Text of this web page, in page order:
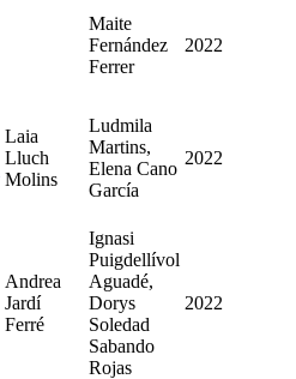
Maite
Fernández
Ferrer
2022
Laia
Lluch
Molins
Ludmila
Martins,
Elena Cano
García
2022
Andrea
Jardí
Ferré
Ignasi
Puigdellívol
Aguadé,
Dorys
Soledad
Sabando
Rojas
2022